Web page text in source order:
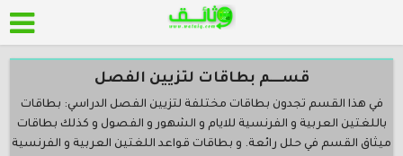
قســــم بطاقات لتزيين الفصل
في هذا القسم تجدون بطاقات مختلفة لتزيين الفصل الدراسي: بطاقات
باللغتين العربية و الفرنسية للايام و الشهور و الفصول و كذلك بطاقات
ميثاق القسم في حلل رائعة. و بطاقات قواعد اللغتين العربية و الفرنسية